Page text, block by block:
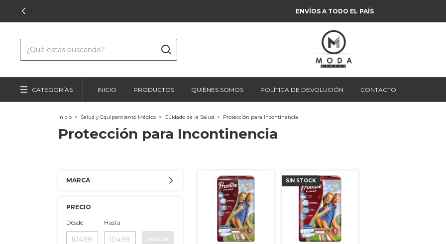
ENVÍOS A TODO EL PAÍS
CATEGORÍAS INICIO PRODUCTOS QUIÉNES SOMOS POLÍTICA DE DEVOLUCIÓN CONTACTO
Inicio > Salud y Equipamiento Médico > Cuidado de la Salud > Protección para Incontinencia
Protección para Incontinencia
MARCA
PRECIO
Desde Hasta
APLICAR
SIN STOCK